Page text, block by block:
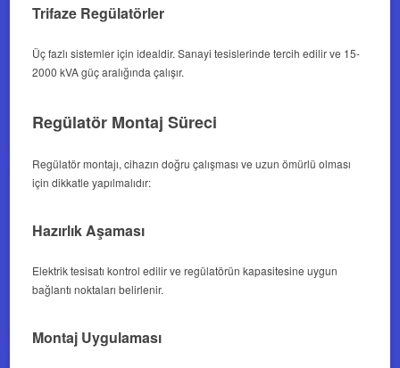
Trifaze Regülatörler
Üç fazlı sistemler için idealdir. Sanayi tesislerinde tercih edilir ve 15-
2000 kVA güç aralığında çalışır.
Regülatör Montaj Süreci
Regülatör montajı, cihazın doğru çalışması ve uzun ömürlü olması
için dikkatle yapılmalıdır:
Hazırlık Aşaması
Elektrik tesisatı kontrol edilir ve regülatörün kapasitesine uygun
bağlantı noktaları belirlenir.
Montaj Uygulaması